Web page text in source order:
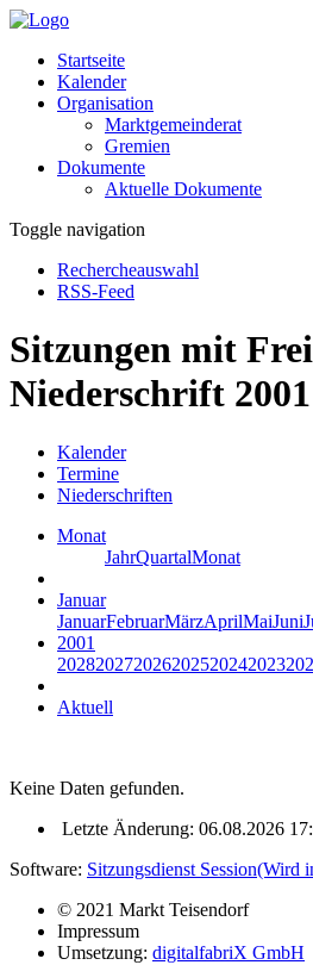
Startseite
Kalender
Organisation
Marktgemeinderat
Gremien
Dokumente
Aktuelle Dokumente
Toggle navigation
Rechercheauswahl
RSS-Feed
Sitzungen mit
Niederschrift 2001
Kalender
Termine
Niederschriften
Monat
JahrQuartalMonat
Januar
JanuarFebruarMärzAprilMaiJuni
2001
202820272026202520242023
Aktuell
Keine Daten gefunden.
Letzte Änderung: 06.08.2026
Software: Sitzungsdienst Session(Wird
© 2021 Markt Teisendorf
Impressum
Umsetzung: digitalfabriX GmbH